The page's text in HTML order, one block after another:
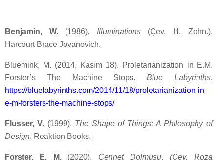
Benjamin, W.(1986). Illuminations(Çev. H. Zohn.).
Harcourt Brace Jovanovich.
Bluemink, M. (2014, Kasım 18). Proletarianization in E.M.
Forster’s The Machine Stops.Blue Labyrinths.
https://bluelabyrinths.com/2014/11/18/proletarianization-in-
e-m-forsters-the-machine-stops/
Flusser, V. (1999). The Shape of Things: A Philosophy of
Design. Reaktion Books.
Forster, E. M.(2020). Cennet Dolmuşu. (Çev. Roza